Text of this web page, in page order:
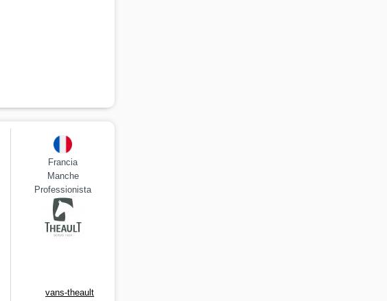
Francia
Manche
Professionista
vans-theault